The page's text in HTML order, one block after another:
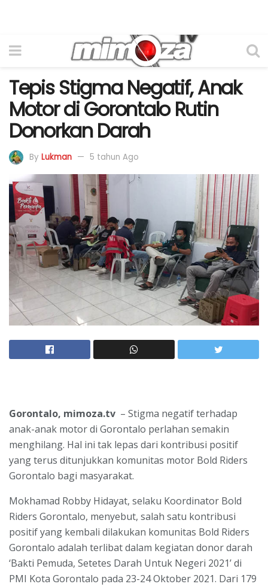
Tepis Stigma Negatif, Anak
Motor di Gorontalo Rutin
Donorkan Darah
By Lukman 5 tahun Ago
Gorontalo, mimoza.tv – Stigma negatif terhadap
anak-anak motor di Gorontalo perlahan semakin
menghilang. Hal ini tak lepas dari kontribusi positif
yang terus ditunjukkan komunitas motor Bold Riders
Gorontalo bagi masyarakat.
Mokhamad Robby Hidayat, selaku Koordinator Bold
Riders Gorontalo, menyebut, salah satu kontribusi
positif yang kembali dilakukan komunitas Bold Riders
Gorontalo adalah terlibat dalam kegiatan donor darah
‘Bakti Pemuda, Setetes Darah Untuk Negeri 2021’ di
PMI Kota Gorontalo pada 23-24 Oktober 2021. Dari 179